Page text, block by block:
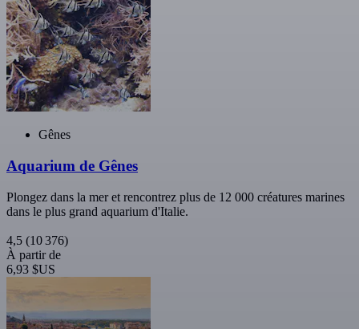
Gênes
Aquarium de Gênes
Plongez dans la mer et rencontrez plus de 12 000 créatures marines
dans le plus grand aquarium d'Italie.
4,5 (10 376)
À partir de
6,93 $US